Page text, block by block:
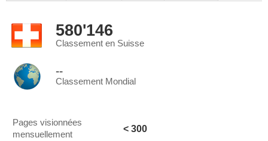
580'146
Classement en Suisse
--
Classement Mondial
Pages visionnées
mensuellement
< 300